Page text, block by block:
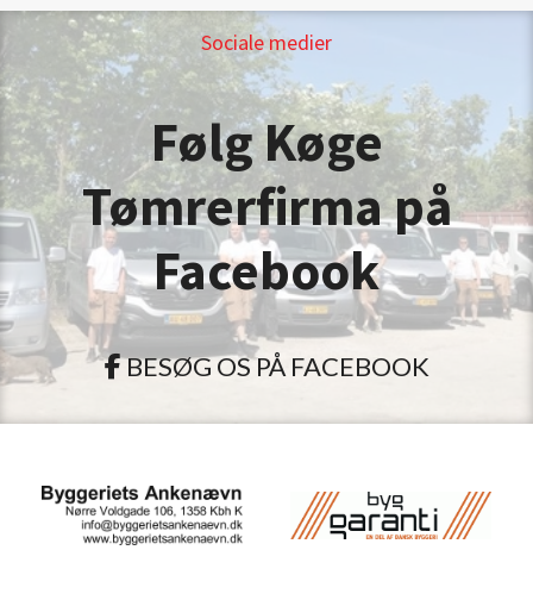
Sociale medier
Følg Køge
Tømrerfirma ​på
Facebook
BESØG OS PÅ FACEBOOK